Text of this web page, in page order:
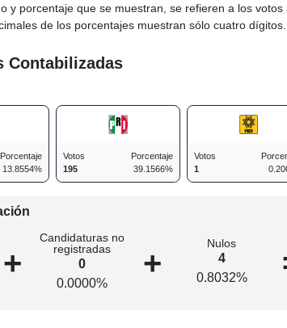
y porcentaje que se muestran, se refieren a los
de los porcentajes muestran sólo cuatro
Contabilizadas
Porcentaje
13.8554%
Votos
195
Porcentaje
39.1566%
Votos
1
+
Candidaturas no
registradas
0
0.0000%
+
Nulos
4
0.8032%